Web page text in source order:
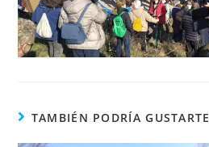
TAMBIÉN PODRÍA GUSTARTE